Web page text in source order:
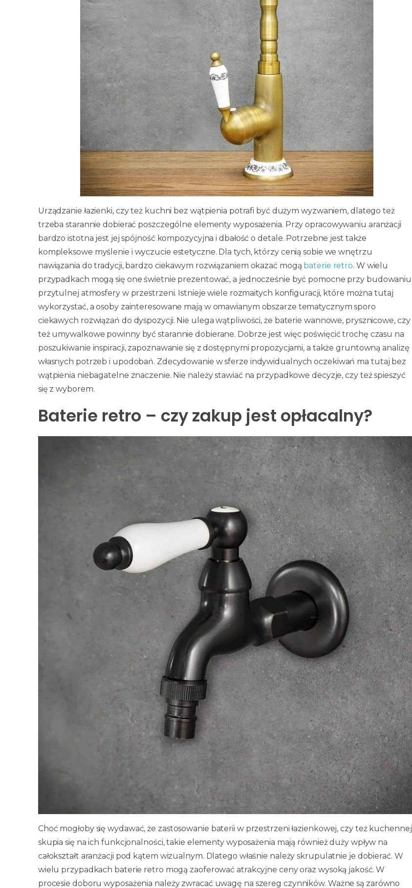
Urządzanie łazienki, czy też kuchni bez wątpienia potrafi być dużym wyzwaniem, dlatego też
trzeba starannie dobierać poszczególne elementy wyposażenia. Przy opracowywaniu aranżacji
bardzo istotna jest jej spójność kompozycyjna i dbałość o detale. Potrzebne jest także
kompleksowe myślenie i wyczucie estetyczne. Dla tych, którzy cenią sobie we wnętrzu
nawiązania do tradycji, bardzo ciekawym rozwiązaniem okazać mogą baterie retro. W wielu
przypadkach mogą się one świetnie prezentować, a jednocześnie być pomocne przy budowaniu
przytulnej atmosfery w przestrzeni. Istnieje wiele rozmaitych konfiguracji, które można tutaj
wykorzystać, a osoby zainteresowane mają w omawianym obszarze tematycznym sporo
ciekawych rozwiązań do dyspozycji. Nie ulega wątpliwości, że baterie wannowe, prysznicowe, czy
też umywalkowe powinny być starannie dobierane. Dobrze jest więc poświęcić trochę czasu na
poszukiwanie inspiracji, zapoznawanie się z dostępnymi propozycjami, a także gruntowną analizę
własnych potrzeb i upodobań. Zdecydowanie w sferze indywidualnych oczekiwań ma tutaj bez
wątpienia niebagatelne znaczenie. Nie należy stawiać na przypadkowe decyzje, czy też spieszyć
się z wyborem.
Baterie retro – czy zakup jest opłacalny?
Choć mogłoby się wydawać, że zastosowanie baterii w przestrzeni łazienkowej, czy też kuchennej
skupia się na ich funkcjonalności, takie elementy wyposażenia mają również duży wpływ na
całokształt aranżacji pod kątem wizualnym. Dlatego właśnie należy skrupulatnie je dobierać. W
wielu przypadkach baterie retro mogą zaoferować atrakcyjne ceny oraz wysoką jakość. W
procesie doboru wyposażenia należy zwracać uwagę na szereg czynników. Ważne są zarówno